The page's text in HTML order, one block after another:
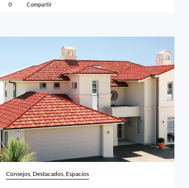
0 Compartir
Consejos, Destacados, Espacios